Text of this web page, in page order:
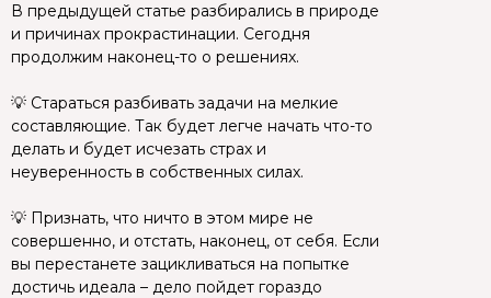
В предыдущей статье разбирались в природе
и причинах прокрастинации. Сегодня
продолжим наконец-то о решениях.
💡 Стараться разбивать задачи на мелкие
составляющие. Так будет легче начать что-то
делать и будет исчезать страх и
неуверенность в собственных силах.
💡 Признать, что ничто в этом мире не
совершенно, и отстать, наконец, от себя. Если
вы перестанете зацикливаться на попытке
достичь идеала – дело пойдет гораздо